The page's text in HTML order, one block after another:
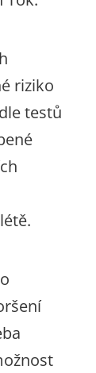
riziko
testů